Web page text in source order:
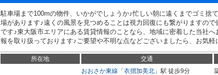
駐車場まで100mの物件、いかがでしょうか♪忙しい朝に遠くまでゴミ捨
場があります♪遠くの風景を見つめることは視力回復にも繋がりますの
です♪東大阪市エリアにある賃貸情報のことなら、地域に密着した当社
報を取り扱っております♪ご要望や不明な点などございましたら、お気軽
所在地 交通
おおさか東線 「 衣摺加美北 」駅 徒歩9分